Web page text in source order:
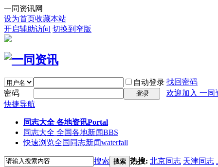
一同资讯网
设为首页收藏本站
开启辅助访问 切换到窄版
自动登录 找回密码
密码
登录
欢迎加入 一同
快捷导航
同志大全 各地资讯Portal
同志大全 全国各地新闻BBS
快速浏览全国同志新闻waterfall
搜索 搜索 热搜: 北京同志 天津同志